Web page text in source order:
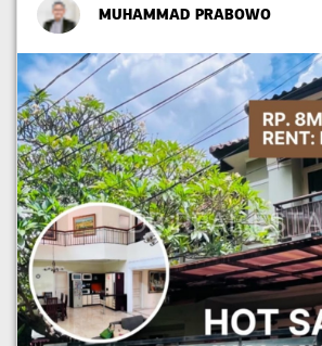
MUHAMMAD PRABOWO